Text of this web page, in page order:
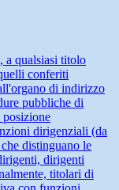
a qualsiasi titolo
conferiti
di indirizzo
pubbliche di
dirigenziali (da
distinguano le
dirigenti
titolari di